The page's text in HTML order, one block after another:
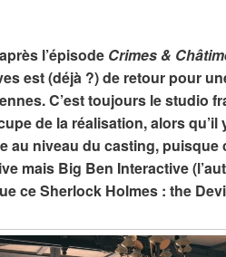
l’épisode Crimes &
est (déjà ?) de retour pour
C’est toujours le studio
de la réalisation, alors qu’il
au niveau du casting, puisque
mais Big Ben Interactive
ce Sherlock Holmes : the